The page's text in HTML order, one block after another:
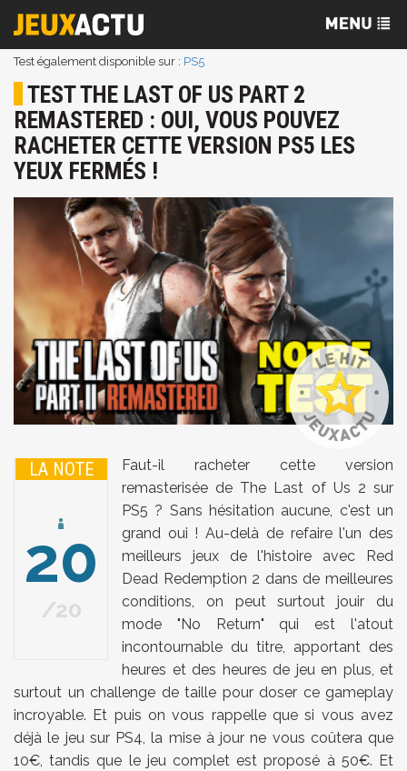
Test également disponible sur : PS5
TEST THE LAST OF US PART 2
REMASTERED : OUI, VOUS POUVEZ
RACHETER CETTE VERSION PS5 LES
YEUX FERMÉS !
LA NOTE
20
20
Faut-il racheter cette version
remasterisée de The Last of Us 2 sur
PS5 ? Sans hésitation aucune, c'est un
grand oui ! Au-delà de refaire l'un des
meilleurs jeux de l'histoire avec Red
Dead Redemption 2 dans de meilleures
conditions, on peut surtout jouir du
mode "No Return" qui est l'atout
incontournable du titre, apportant des
heures et des heures de jeu en plus, et
surtout un challenge de taille pour doser ce gameplay
incroyable. Et puis on vous rappelle que si vous avez
déjà le jeu sur PS4, la mise à jour ne vous coûtera que
10€, tandis que le jeu complet est proposé à 50€. Et